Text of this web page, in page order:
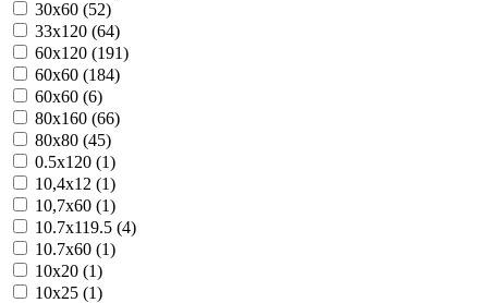
30x60 (52)
33x120 (64)
60x120 (191)
60x60 (184)
60х60 (6)
80x160 (66)
80x80 (45)
0.5x120 (1)
10,4x12 (1)
10,7x60 (1)
10.7x119.5 (4)
10.7x60 (1)
10x20 (1)
10x25 (1)